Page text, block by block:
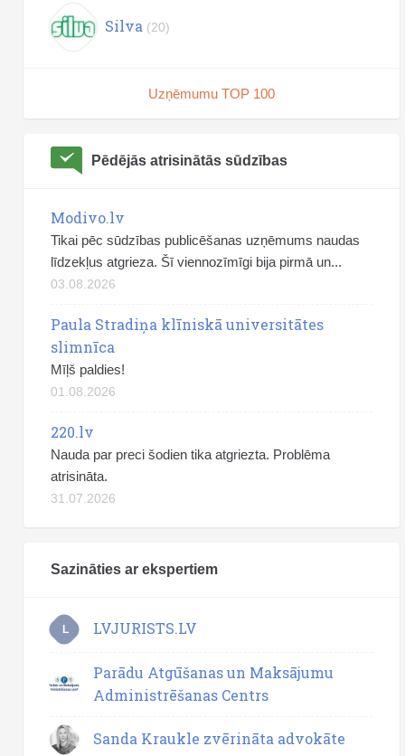
Silva (20)
Uzņēmumu TOP 100
Pēdējās atrisinātās sūdzības
Modivo.lv
Tikai pēc sūdzības publicēšanas uzņēmums naudas
līdzekļus atgrieza. Šī viennozīmīgi bija pirmā un...
03.08.2026
Paula Stradiņa klīniskā universitātes
slimnīca
Mīļš paldies!
01.08.2026
220.lv
Nauda par preci šodien tika atgriezta. Problēma
atrisināta.
31.07.2026
Sazināties ar ekspertiem
L LVJURISTS.LV
Parādu Atgūšanas un Maksājumu
Administrēšanas Centrs
Sanda Kraukle zvērināta advokāte